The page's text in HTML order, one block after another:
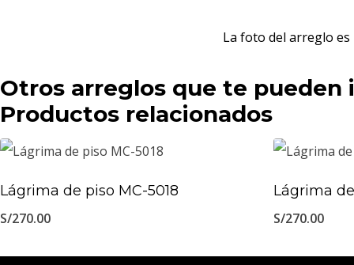
La foto del arreglo
Otros arreglos que te pueden
Productos relacionados
Lágrima de piso MC-5018
S/270.00
Lágrima
S/270.00